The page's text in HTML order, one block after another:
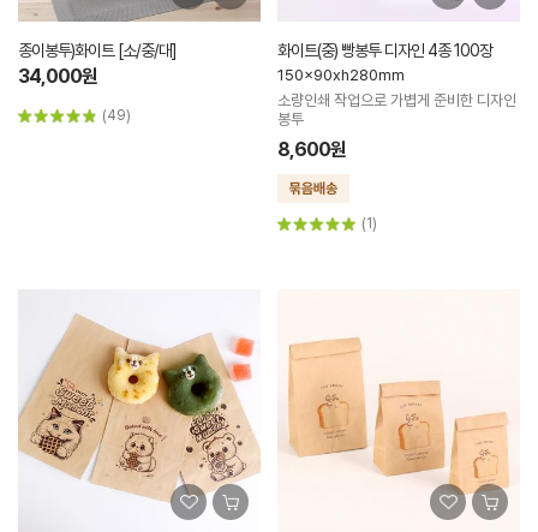
종이봉투)화이트 [소/중/대]
34,000원
(49)
화이트(중) 빵봉투 디자인 4종 100장
150x90xh280mm
소량인쇄 작업으로 가볍게 준비한 디자인
봉투
8,600원
(1)